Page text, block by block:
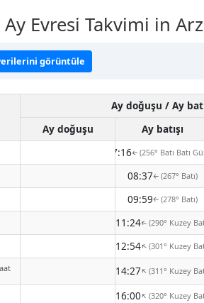
Ay Evresi Takvimi in
görüntüle
Ay doğuşu / Ay
Ay doğuşu
Ay batışı
07:16↑(256° Batı Batı
08:37↑(267° Batı)
09:59↑(278° Batı)
11:24↑(290° Kuzey
12:54↑(301° Kuzey
14:27↑(311° Kuzey
16:00↑(320° Kuzey